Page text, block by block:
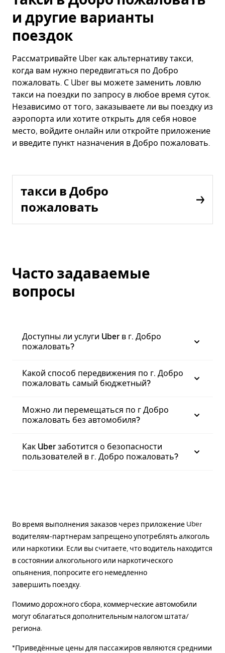
и другие варианты
поездок
Рассматривайте Uber как альтернативу такси,
когда вам нужно передвигаться по Добро
пожаловать. С Uber вы можете заменить ловлю
такси на поездки по запросу в любое время суток.
Независимо от того, заказываете ли вы поездку из
аэропорта или хотите открыть для себя новое
место, войдите онлайн или откройте приложение
и введите пункт назначения в Добро пожаловать.
такси в Добро
пожаловать
Часто задаваемые
вопросы
Доступны ли услуги Uber в г. Добро
пожаловать?
Какой способ передвижения по г. Добро
пожаловать самый бюджетный?
Можно ли перемещаться по г Добро
пожаловать без автомобиля?
Как Uber заботится о безопасности
пользователей в г. Добро пожаловать?
Во время выполнения заказов через приложение Uber
водителям-партнерам запрещено употреблять алкоголь
или наркотики. Если вы считаете, что водитель находится
в состоянии алкогольного или наркотического
опьянения, попросите его немедленно
завершить поездку.
Помимо дорожного сбора, коммерческие автомобили
могут облагаться дополнительным налогом штата/
региона.
*Приведённые цены для пассажиров являются средними